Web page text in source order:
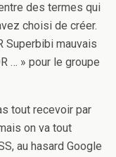
des termes qui
choisi de créer.
Superbibi mauvais
… » pour le groupe
tout recevoir par
on va tout
au hasard Google